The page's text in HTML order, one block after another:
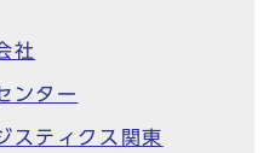
社
ンター
スティクス関東